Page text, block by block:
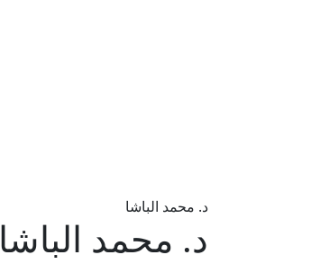
د. محمد الباشا
د. محمد الباشا